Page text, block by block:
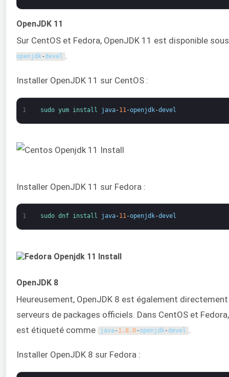
OpenJDK 11
Sur CentOS et Fedora, OpenJDK 11 est disponible
openjdk-devel .
Installer OpenJDK 11 sur CentOS :
1 sudo yum install java-11 -openjdk-devel
Installer OpenJDK 11 sur Fedora :
1 sudo dnf install java-11-openjdk-devel
OpenJDK 8
Heureusement, OpenJDK 8 est également
serveurs de packages officiels. Dans CentOS et
est étiqueté comme
java - 1.8.0- openjdk-devel .
Installer OpenJDK 8 sur Fedora :